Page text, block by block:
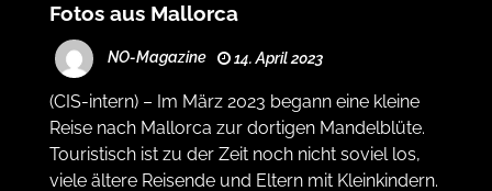
Fotos aus Mallorca
NO-Magazine 14. April 2023
(CIS-intern) – Im März 2023 begann eine kleine
Reise nach Mallorca zur dortigen Mandelblüte.
Touristisch ist zu der Zeit noch nicht soviel los,
viele ältere Reisende und Eltern mit Kleinkindern.